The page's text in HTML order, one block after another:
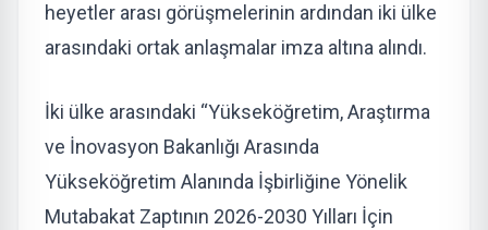
heyetler arası görüşmelerinin ardından iki ülke
arasındaki ortak anlaşmalar imza altına alındı.
İki ülke arasındaki “Yükseköğretim, Araştırma
ve İnovasyon Bakanlığı Arasında
Yükseköğretim Alanında İşbirliğine Yönelik
Mutabakat Zaptının 2026-2030 Yılları İçin